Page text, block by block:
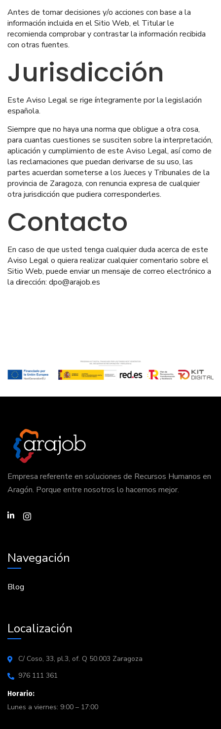
Antes de tomar decisiones y/o acciones con base a la
información incluida en el Sitio Web, el Titular le
recomienda comprobar y contrastar la información recibida
con otras fuentes.
Jurisdicción
Este Aviso Legal se rige íntegramente por la legislación
española.
Siempre que no haya una norma que obligue a otra cosa,
para cuantas cuestiones se susciten sobre la interpretación,
aplicación y cumplimiento de este Aviso Legal, así como de
las reclamaciones que puedan derivarse de su uso, las
partes acuerdan someterse a los Jueces y Tribunales de la
provincia de Zaragoza, con renuncia expresa de cualquier
otra jurisdicción que pudiera corresponderles.
Contacto
En caso de que usted tenga cualquier duda acerca de este
Aviso Legal o quiera realizar cualquier comentario sobre el
Sitio Web, puede enviar un mensaje de correo electrónico a
la dirección: dpo@arajob.es
Empresa referente en soluciones de Recursos Humanos en
Aragón. Porque entre nosotros lo hacemos mejor.
Navegación
Blog
Localización
C/ Coso, 33, pl.3, of. Q 50.003 Zaragoza
976 111 361
Horario:
Lunes a viernes: 9:00 – 17:00